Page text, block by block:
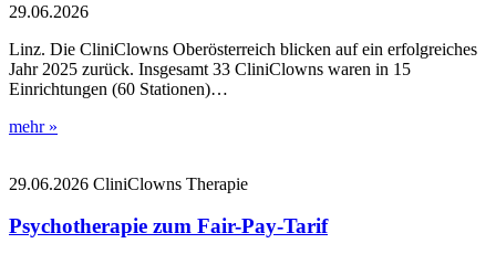
29.06.2026
Linz. Die CliniClowns Oberösterreich blicken auf ein erfolgreiches
Jahr 2025 zurück. Insgesamt 33 CliniClowns waren in 15
Einrichtungen (60 Stationen)…
mehr »
29.06.2026 CliniClowns Therapie
Psychotherapie zum Fair-Pay-Tarif